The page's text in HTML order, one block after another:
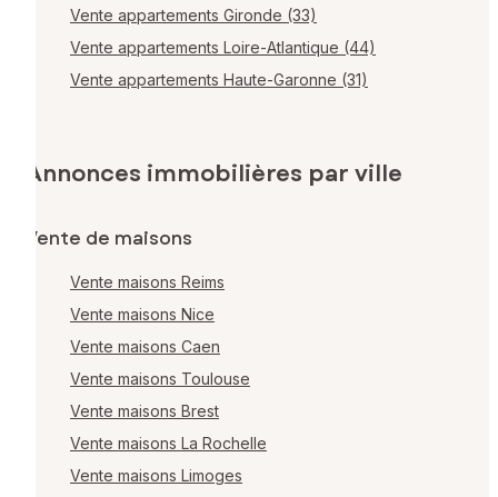
Vente appartements Gironde (33)
Vente appartements Loire-Atlantique (44)
Vente appartements Haute-Garonne (31)
Annonces immobilières par ville
Vente de maisons
Vente maisons Reims
Vente maisons Nice
Vente maisons Caen
Vente maisons Toulouse
Vente maisons Brest
Vente maisons La Rochelle
Vente maisons Limoges